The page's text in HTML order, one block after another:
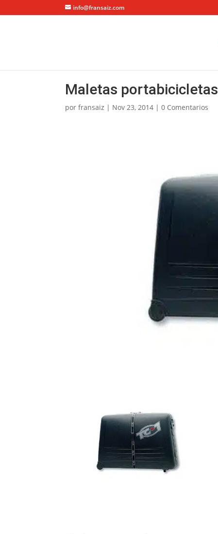
info@fransaiz.com
Maletas portabicicletas
porfransaiz | Nov 23, 2014 |0 Comentarios